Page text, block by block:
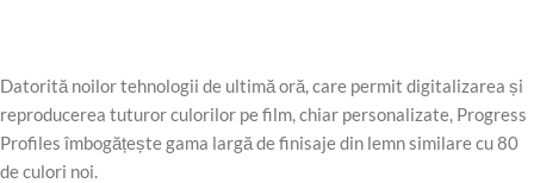
Datorită noilor tehnologii de ultimă oră, care permit digitalizarea și
reproducerea tuturor culorilor pe film, chiar personalizate, Progress
Profiles îmbogățește gama largă de finisaje din lemn similare cu 80
de culori noi.